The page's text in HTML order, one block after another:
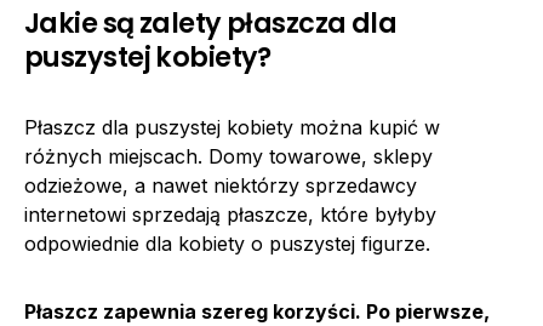
Jakie są zalety płaszcza dla
puszystej kobiety?
Płaszcz dla puszystej kobiety można kupić w
różnych miejscach. Domy towarowe, sklepy
odzieżowe, a nawet niektórzy sprzedawcy
internetowi sprzedają płaszcze, które byłyby
odpowiednie dla kobiety o puszystej figurze.
Płaszcz zapewnia szereg korzyści. Po pierwsze,